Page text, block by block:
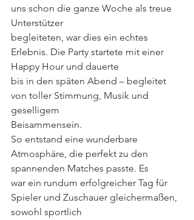
uns schon die ganze Woche als treue
Unterstützer
begleiteten, war dies ein echtes
Erlebnis. Die Party startete mit einer
Happy Hour und dauerte
bis in den späten Abend – begleitet
von toller Stimmung, Musik und
geselligem
Beisammensein.
So entstand eine wunderbare
Atmosphäre, die perfekt zu den
spannenden Matches passte. Es
war ein rundum erfolgreicher Tag für
Spieler und Zuschauer gleichermaßen,
sowohl sportlich